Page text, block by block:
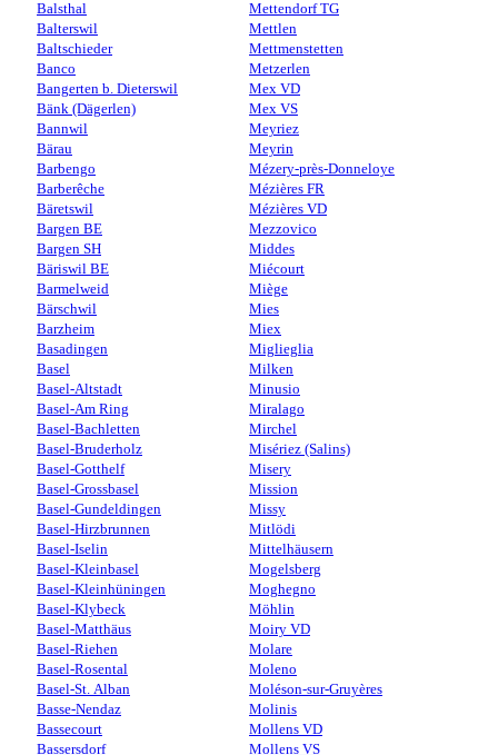
Balsthal
Balterswil
Baltschieder
Banco
Bangerten b. Dieterswil
Bänk (Dägerlen)
Bannwil
Bärau
Barbengo
Barberêche
Bäretswil
Bargen BE
Bargen SH
Bäriswil BE
Barmelweid
Bärschwil
Barzheim
Basadingen
Basel
Basel-Altstadt
Basel-Am Ring
Basel-Bachletten
Basel-Bruderholz
Basel-Gotthelf
Basel-Grossbasel
Basel-Gundeldingen
Basel-Hirzbrunnen
Basel-Iselin
Basel-Kleinbasel
Basel-Kleinhüningen
Basel-Klybeck
Basel-Matthäus
Basel-Riehen
Basel-Rosental
Basel-St. Alban
Basse-Nendaz
Bassecourt
Bassersdorf
Mettendorf TG
Mettlen
Mettmenstetten
Metzerlen
Mex VD
Mex VS
Meyriez
Meyrin
Mézery-près-Donneloye
Mézières FR
Mézières VD
Mezzovico
Middes
Miécourt
Miège
Mies
Miex
Miglieglia
Milken
Minusio
Miralago
Mirchel
Misériez (Salins)
Misery
Mission
Missy
Mitlödi
Mittelhäusern
Mogelsberg
Moghegno
Möhlin
Moiry VD
Molare
Moleno
Moléson-sur-Gruyères
Molinis
Mollens VD
Mollens VS